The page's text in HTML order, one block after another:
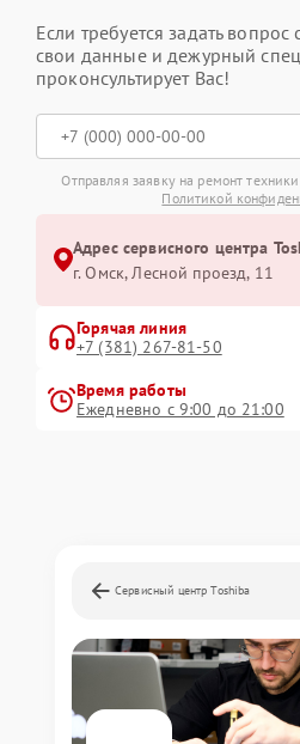
Если требуется задать вопрос
свои данные и дежурный
проконсультирует Вас!
Отправляя заявку на ремонт
Политикой
Адрес сервисного центра
г. Омск, ​Лесной проезд, 11
Горячая линия
+7 (381) 267-81-50
Время работы
Ежедневно с 9:00 до 21:00
Сервисный центр Toshiba